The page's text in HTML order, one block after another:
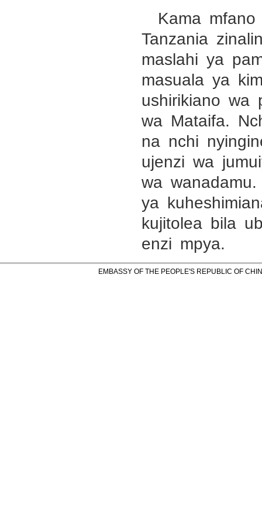
Kama
Tanzania
maslahi ya
masuala ya
ushirikiano
wa Mataifa.
na nchi
ujenzi wa
wa
ya
kujitolea bila
enzi mpya.
EMBASSY OF THE PEOPLE'S REPUBLIC OF